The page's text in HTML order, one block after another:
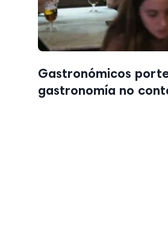
Gastronómicos
gastronomía no